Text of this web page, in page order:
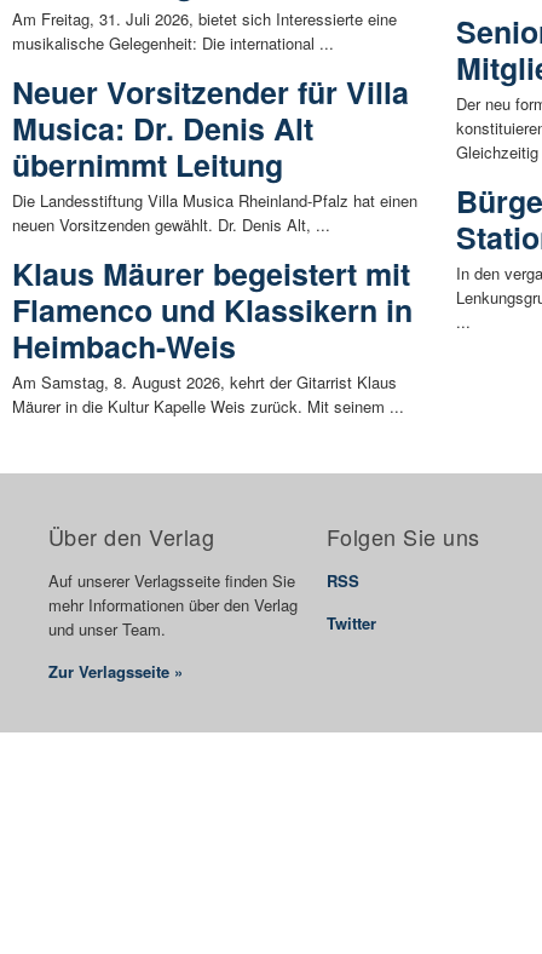
Am Freitag, 31. Juli 2026, bietet sich Interessierte eine
musikalische Gelegenheit: Die international ...
Neuer Vorsitzender für Villa
Musica: Dr. Denis Alt
übernimmt Leitung
Die Landesstiftung Villa Musica Rheinland-Pfalz hat einen
neuen Vorsitzenden gewählt. Dr. Denis Alt, ...
Klaus Mäurer begeistert mit
Flamenco und Klassikern in
Heimbach-Weis
Am Samstag, 8. August 2026, kehrt der Gitarrist Klaus
Mäurer in die Kultur Kapelle Weis zurück. Mit seinem ...
Der neu
In den
...
Über den Verlag
Auf unserer Verlagsseite finden Sie
mehr Informationen über den Verlag
und unser Team.
Zur Verlagsseite »
Folgen Sie uns
RSS
Twitter